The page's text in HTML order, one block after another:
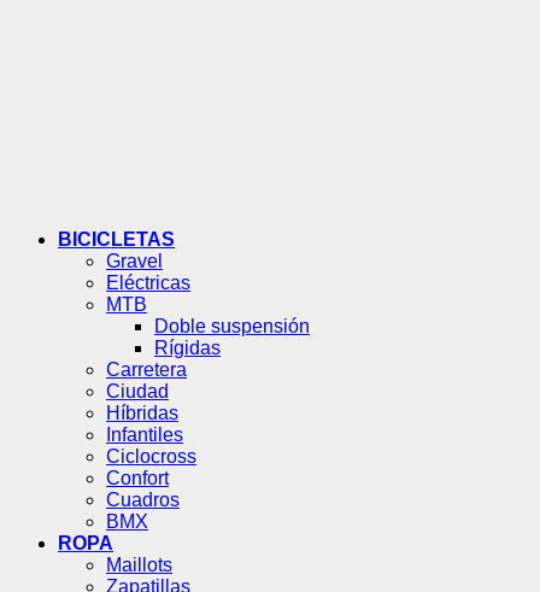
BICICLETAS
Gravel
Eléctricas
MTB
Doble suspensión
Rígidas
Carretera
Ciudad
Híbridas
Infantiles
Ciclocross
Confort
Cuadros
BMX
ROPA
Maillots
Zapatillas